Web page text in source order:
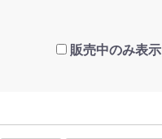
販売中のみ表示